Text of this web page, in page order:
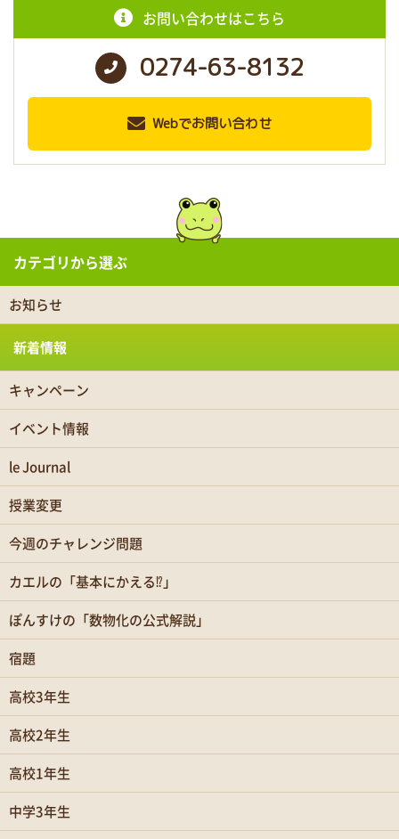
お問い合わせはこちら
0274-63-8132
Webでお問い合わせ
カテゴリから選ぶ
お知らせ
新着情報
キャンペーン
イベント情報
le Journal
授業変更
今週のチャレンジ問題
カエルの「基本にかえる⁉」
ぽんすけの「数物化の公式解説」
宿題
高校3年生
高校2年生
高校1年生
中学3年生